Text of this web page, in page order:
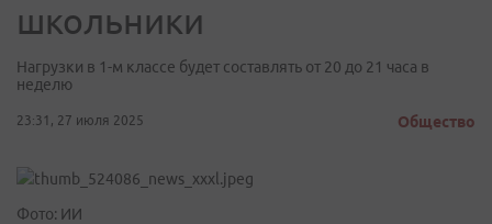
школьники
Нагрузки в 1-м классе будет составлять от 20 до 21 часа в
неделю
23:31, 27 июля 2025 Общество
Фото: ИИ